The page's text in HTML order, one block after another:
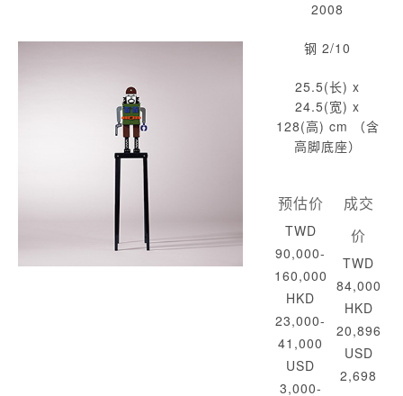
2008
钢 2/10
25.5(长) x
24.5(宽) x
128(高) cm （含
高脚底座）
预估价
TWD
90,000-
160,000
HKD
23,000-
41,000
USD
3,000-
成交
价
TWD
84,000
HKD
20,896
USD
2,698